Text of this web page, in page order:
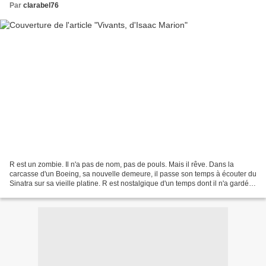
Par clarabel76
R est un zombie. Il n'a pas de nom, pas de pouls. Mais il rêve. Dans la
carcasse d'un Boeing, sa nouvelle demeure, il passe son temps à écouter du
Sinatra sur sa vieille platine. R est nostalgique d'un temps dont il n'a gardé